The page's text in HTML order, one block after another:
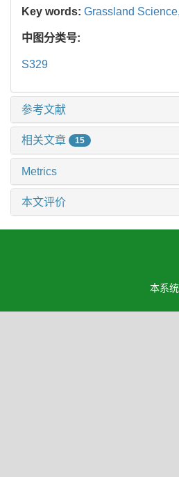
Key words: Grassland Science,
中图分类号:
S329
参考文献
相关文章 15
Metrics
本文评价
本系